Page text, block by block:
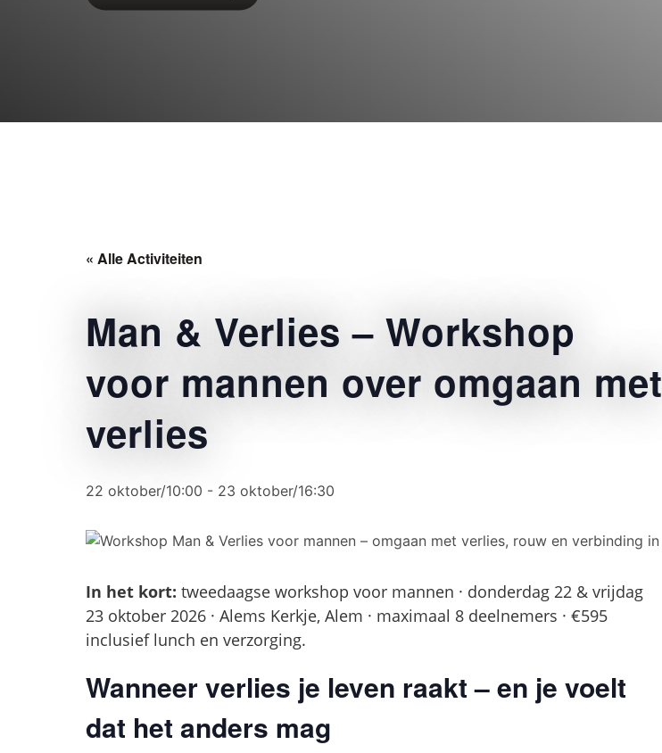
« Alle Activiteiten
Man & Verlies – Workshop
voor mannen over omgaan met
verlies
22 oktober/10:00 - 23 oktober/16:30
In het kort: tweedaagse workshop voor mannen · donderdag 22 & vrijdag
23 oktober 2026 · Alems Kerkje, Alem · maximaal 8 deelnemers · €595
inclusief lunch en verzorging.
Wanneer verlies je leven raakt – en je voelt
dat het anders mag